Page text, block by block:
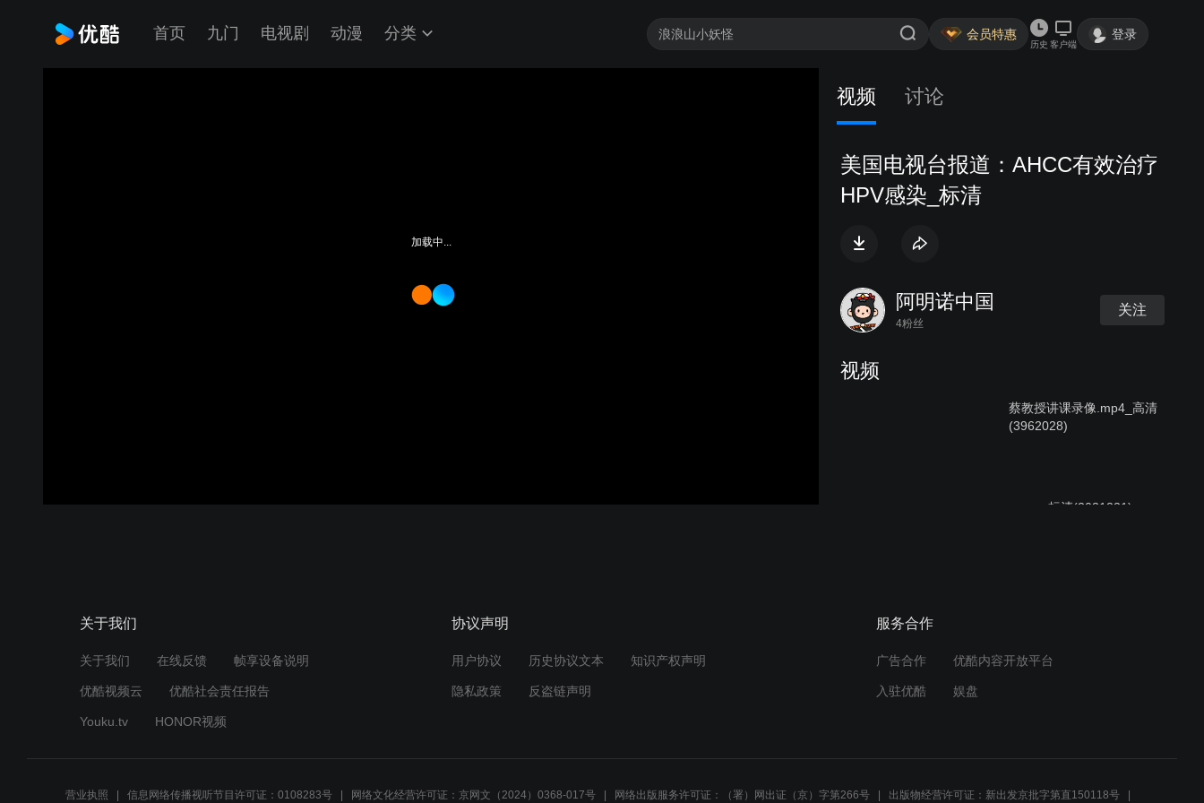
首页 九门 电视剧 动漫 分类 会员特惠
历史 客户端
登录
加载中...
视频 讨论
美国电视台报道：AHCC有效治疗
HPV感染_标清
阿明诺中国
4粉丝
关注
视频
蔡教授讲课录像.mp4_高清
(3962028)
csccp_标清(2031221)
关于我们
关于我们 在线反馈 帧享设备说明
优酷视频云 优酷社会责任报告
Youku.tv HONOR视频
协议声明
用户协议 历史协议文本 知识产权声明
隐私政策 反盗链声明
服务合作
广告合作 优酷内容开放平台
入驻优酷 娱盘
营业执照 信息网络传播视听节目许可证：0108283号 网络文化经营许可证：京网文（2024）0368-017号 网络出版服务许可证：（署）网出证（京）字第266号 出版物经营许可证：新出发京批字第直150118号